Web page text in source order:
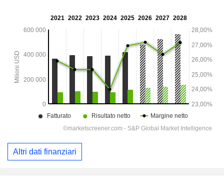
Altri dati finanziari